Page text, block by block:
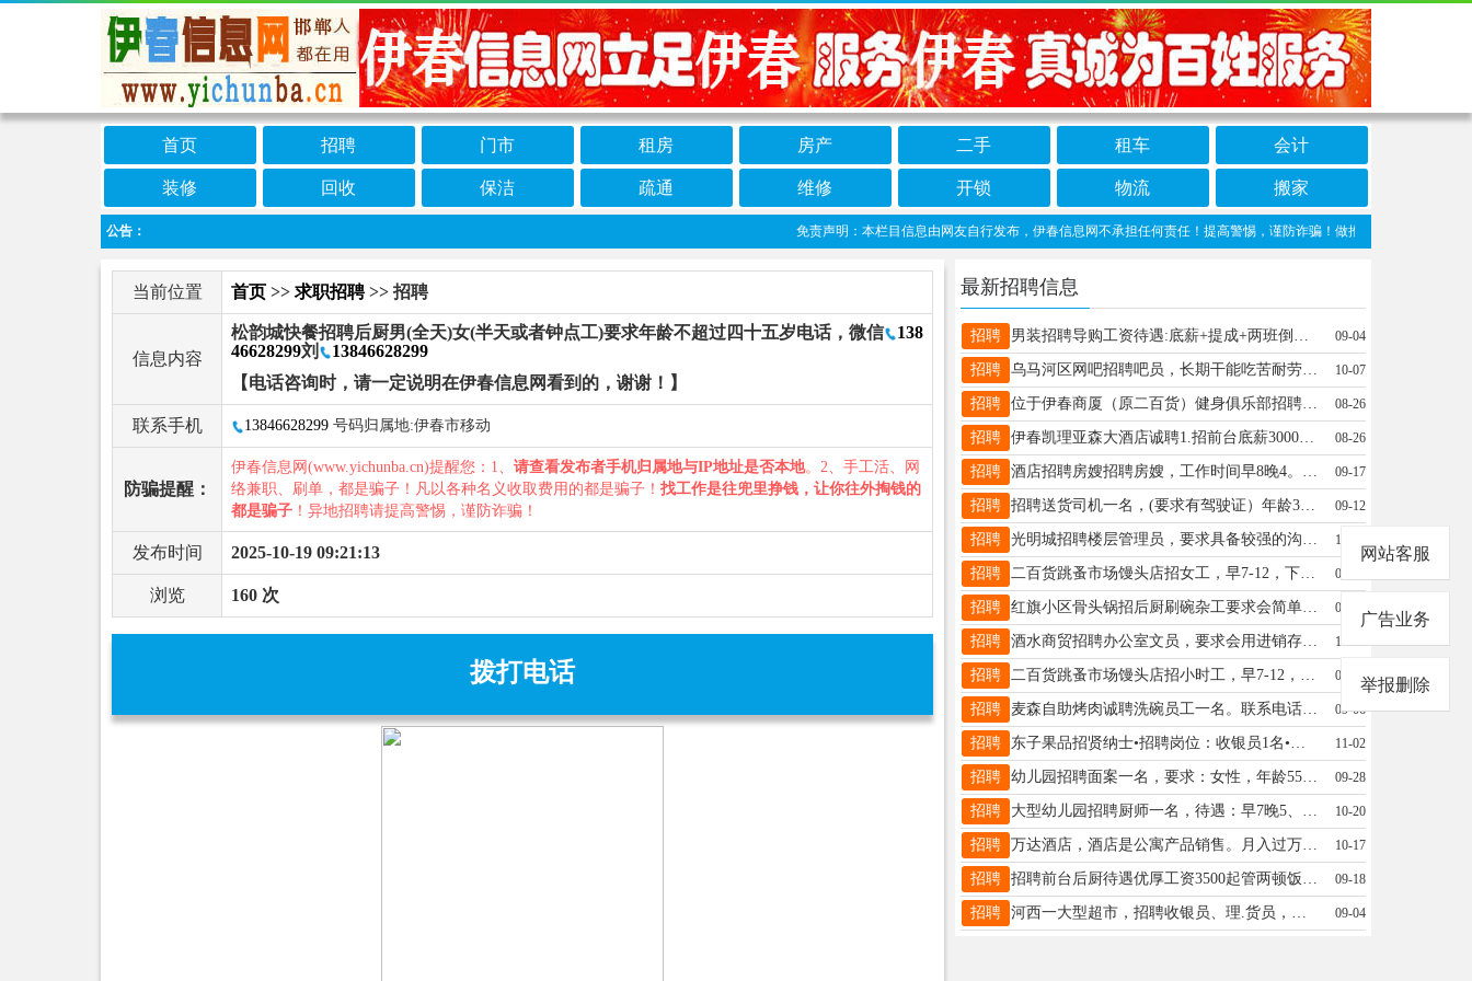
首页 招聘 门市 租房 房产 二手 租车 会计
装修 回收 保洁 疏通 维修 开锁 物流 搬家
公告： 免责声明：本栏目信息由网友自行发布，伊春信息网不承担任何责任！提高警惕，谨防诈骗！做推广、做信息置顶！请
当前位置 首页 >> 求职招聘>> 招聘
信息内容
松韵城快餐招聘后厨男(全天)女(半天或者钟点工)要求年龄不超过四十五岁电话，微信
138
46628299刘
13846628299
【电话咨询时，请一定说明在伊春信息网看到的，谢谢！】
联系手机 13846628299 号码归属地:伊春市移动
防骗提醒：
伊春信息网(www.yichunba.cn)提醒您：1、 请查看发布者手机归属地与IP地址是否本地。2、手工活、网
络兼职、刷单，都是骗子！凡以各种名义收取费用的都是骗子！ 找工作是往兜里挣钱，让你往外掏钱的
都是骗子 ！异地招聘请提高警惕，谨防诈骗！
发布时间 2025-10-19 09:21:13
浏览 160 次
拨打电话
最新招聘信息
招聘 男装招聘导购工资待遇:底薪+提成+两班倒（半天班）+节假日三薪+每月带薪休假4天+五险，月薪3800～6000上不封顶，入职免费回公司参观学习优秀员工逐级晋升，要求:女生，18--30周岁，身材匀称，有导购经验者优先录取，有意者速报名电话:13846648462尹13846648462 09-04
招聘 乌马河区网吧招聘吧员，长期干能吃苦耐劳者来，上一天一宿休息一天一宿，有意者电话联系刘先生18145429998 10-07
招聘 位于伊春商厦（原二百货）健身俱乐部招聘保洁员，早6点到8点，下午1点到3点（2点到4点也可），具体工作内容和工资面议，联系电话：13845858600姚女士13845858600 08-26
招聘 伊春凯理亚森大酒店诚聘1.招前台底薪3000十满勤200十房提+超额提成+奖金+五险平均月工资4000—8000工作地点：伊春市文化宫对面工作环境舒适，待遇优厚，诚邀您的加入张经理18104581111张经理18104581111 08-26
招聘 酒店招聘房嫂招聘房嫂，工作时间早8晚4。工资面谈，要求长期，工作认真负责，干净利落。13314585635文13314585635 09-17
招聘 招聘送货司机一名，(要求有驾驶证）年龄30周岁到50周岁，月薪4500元。联系电话：18324665999霍经理18324665999 09-12
招聘 光明城招聘楼层管理员，要求具备较强的沟通协调能力和解决问题的能力，责任心强，主要负责楼层日常运营管理，协调楼层与各部门的工作对接，每月带薪休假2天，工资面议。联系电话18845813300刘经理18845813300 10-09
招聘 二百货跳蚤市场馒头店招女工，早7-12，下午2-5，年龄45-55，工资2700，另外招小时工，电话13945889878贾女士13945889878 09-17
招聘 红旗小区骨头锅招后厨刷碗杂工要求会简单切点菜，工资3500，早9点晚8点半下午2个小时休息。老板人嘎嘎好，活好干孙18845819319 09-21
招聘 酒水商贸招聘办公室文员，要求会用进销存软件，有工作经验，联系电话17845087999梁志17845087999 10-29
招聘 二百货跳蚤市场馒头店招小时工，早7-12，下午2-5工资面议，年龄40-55，电话13945889878贾女士13945889878 09-24
招聘 麦森自助烤肉诚聘洗碗员工一名。联系电话：15704589795。宋经理15704589795 09-06
招聘 东子果品招贤纳士•招聘岗位：收银员1名•年龄要求：25周岁～45周岁•????岗位要求：干活麻利、形象好，有工作经验者优先•????薪资待遇：底薪3500元+满勤200元•工作时间：早上8:30～晚上8:00•联系电话：13115582000黄女士13115582000 11-02
招聘 幼儿园招聘面案一名，要求：女性，年龄55周岁以内、会做面食、干活干净麻利、有食堂工作经验的优先入取。工作时间：早7：00晚4：15，周六周日法定假日带薪休息，工资：2500元—3000元联系电话：1560458573315615604585733 09-28
招聘 大型幼儿园招聘厨师一名，待遇：早7晚5、双休、法定假日代薪休息，工资4000元，要求：55周岁以内、身体健康、干净麻利、做饭好吃、有幼儿园和学校食堂工作经验者优先考虑。电话：1834586626218318345866262 10-20
招聘 万达酒店，酒店是公寓产品销售。月入过万，提成高。只要你来。任职要求：年龄20-40岁，男女均可。形象气质佳。培训后上岗，有无房地产销售经验均可。工作时间：9:00-晚17:00，免费提供午餐，伙食好。咖啡奶茶随便喝。马总13384583658 10-17
招聘 招聘前台后厨待遇优厚工资3500起管两顿饭高先生13339381128 09-18
招聘 河西一大型超市，招聘收银员、理.货员，待遇优厚，工资面议(提供两顿工作餐)！有意者电联,非诚勿扰！贾女士15704589979 09-04
网站客服
广告业务
举报删除